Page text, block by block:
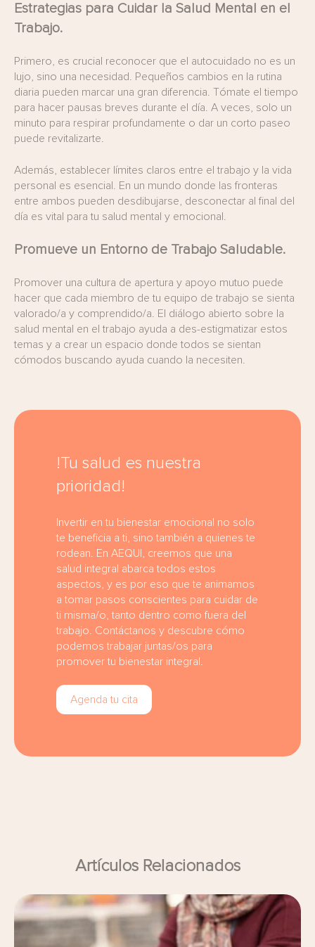
Estrategias para Cuidar la Salud Mental en el
Trabajo.
Primero, es crucial reconocer que el autocuidado no es un
lujo, sino una necesidad. Pequeños cambios en la rutina
diaria pueden marcar una gran diferencia. Tómate el tiempo
para hacer pausas breves durante el día. A veces, solo un
minuto para respirar profundamente o dar un corto paseo
puede revitalizarte.
Además, establecer límites claros entre el trabajo y la vida
personal es esencial. En un mundo donde las fronteras
entre ambos pueden desdibujarse, desconectar al final del
día es vital para tu salud mental y emocional.
Promueve un Entorno de Trabajo Saludable.
Promover una cultura de apertura y apoyo mutuo puede
hacer que cada miembro de tu equipo de trabajo se sienta
valorado/a y comprendido/a. El diálogo abierto sobre la
salud mental en el trabajo ayuda a des-estigmatizar estos
temas y a crear un espacio donde todos se sientan
cómodos buscando ayuda cuando la necesiten.
!Tu salud es nuestra
prioridad!
Invertir en tu bienestar emocional no solo
te beneficia a ti, sino también a quienes te
rodean. En AEQUI, creemos que una
salud integral abarca todos estos
aspectos, y es por eso que te animamos
a tomar pasos conscientes para cuidar de
ti misma/o, tanto dentro como fuera del
trabajo. Contáctanos y descubre cómo
podemos trabajar juntas/os para
promover tu bienestar integral.
Agenda tu cita
Artículos Relacionados